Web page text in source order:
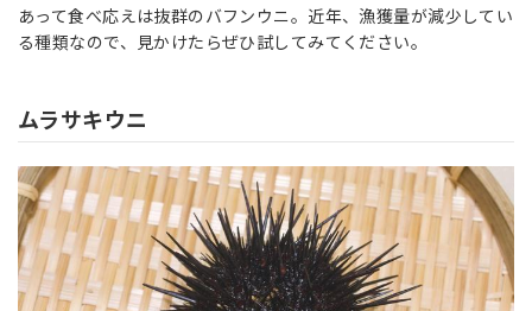
あって食べ応えは抜群のバフンウニ。近年、漁獲量が減少してい
る種類なので、見かけたらぜひ試してみてください。
ムラサキウニ